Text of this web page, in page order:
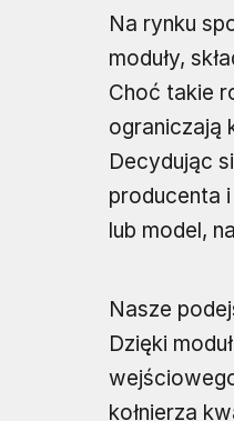
Na rynku
moduły,
Choć takie
ograniczają
Decydując
producenta
lub model,
Nasze
Dzięki
kołnierza